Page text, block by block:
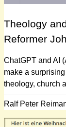
Theology
Reformer
ChatGPT and AI
make a
theology, church
Ralf Peter